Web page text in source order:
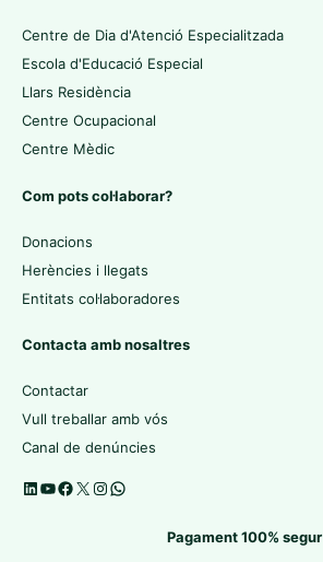
Centre de Dia d'Atenció Especialitzada
Escola d'Educació Especial
Llars Residència
Centre Ocupacional
Centre Mèdic
Com pots col·laborar?
Donacions
Herències i llegats
Entitats col·laboradores
Contacta amb nosaltres
Contactar
Vull treballar amb vós
Canal de denúncies
Pagament 100% segur